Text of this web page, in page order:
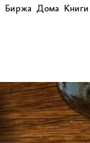
Биржа Дома Книги